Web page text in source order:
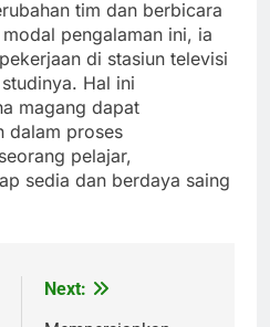
tim dan berbicara
pengalaman ini, ia
di stasiun televisi
Hal ini
magang dapat
dalam proses
pelajar,
sedia dan berdaya saing
Next: